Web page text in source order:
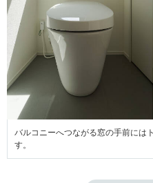
バルコニーへつながる窓の手前には
す。